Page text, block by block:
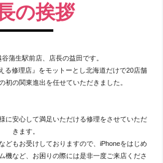
の挨拶
蒲生駅前店、店長の益田です。
る修理店』をモットーとし北海道だけで20店舗
初の関東進出を任せていただきました。
に安心して満足いただける修理をさせていただ
きます。
どもお受けしておりますので、iPhoneをはじめ
機など、お困りの際には是非一度ご来店くださ